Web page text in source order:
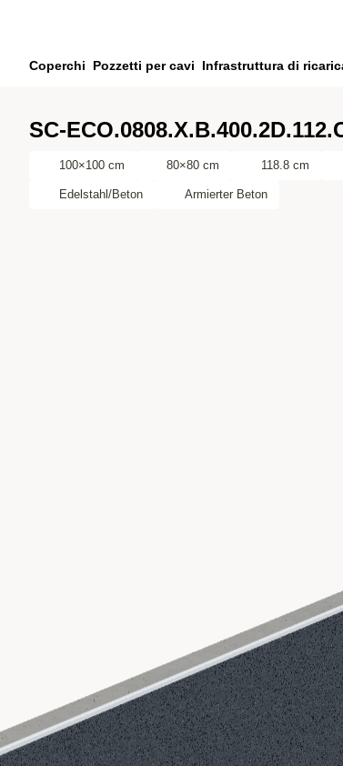
Vai al tuo account
Coperchi Pozzetti per cavi Infrastruttura di
SC-
100×100 cm 80×80 cm 118.8 cm
Edelstahl/Beton Armierter Beton